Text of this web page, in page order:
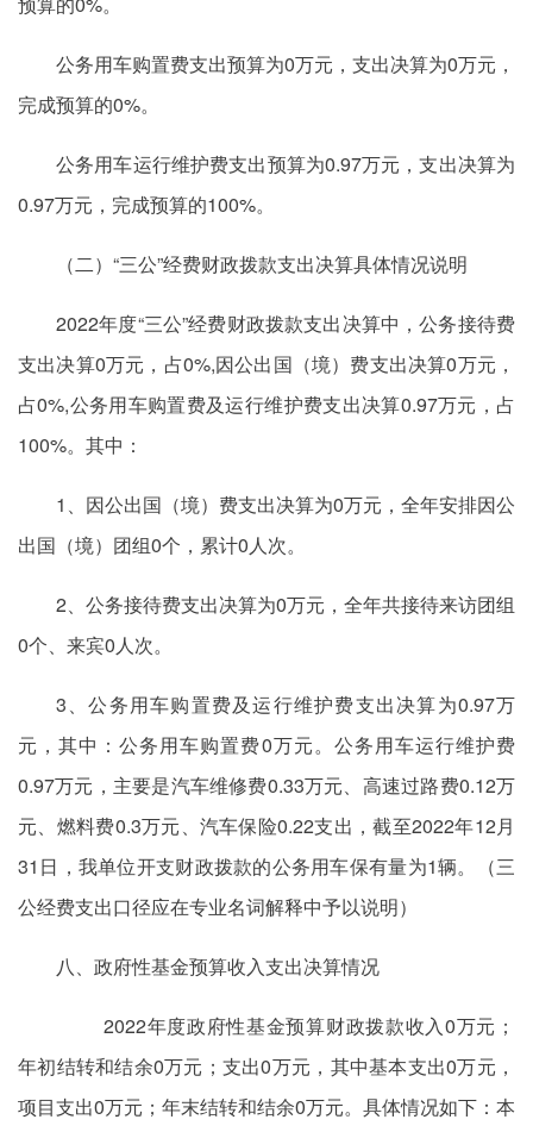
公务用车购置费支出预算为0万元，支出决算为0万元，
完成预算的0%。
公务用车运行维护费支出预算为0.97万元，支出决算为
0.97万元，完成预算的100%。
（二）“三公”经费财政拨款支出决算具体情况说明
2022年度“三公”经费财政拨款支出决算中，公务接待费
支出决算0万元，占0%,因公出国（境）费支出决算0万元，
占0%,公务用车购置费及运行维护费支出决算0.97万元，占
100%。其中：
1、因公出国（境）费支出决算为0万元，全年安排因公
出国（境）团组0个，累计0人次。
2、公务接待费支出决算为0万元，全年共接待来访团组
0个、来宾0人次。
3、公务用车购置费及运行维护费支出决算为0.97万
元，其中：公务用车购置费0万元。公务用车运行维护费
0.97万元，主要是汽车维修费0.33万元、高速过路费0.12万
元、燃料费0.3万元、汽车保险0.22支出，截至2022年12月
31日，我单位开支财政拨款的公务用车保有量为1辆。（三
公经费支出口径应在专业名词解释中予以说明）
八、政府性基金预算收入支出决算情况
2022年度政府性基金预算财政拨款收入0万元；
年初结转和结余0万元；支出0万元，其中基本支出0万元，
项目支出0万元；年末结转和结余0万元。具体情况如下：本